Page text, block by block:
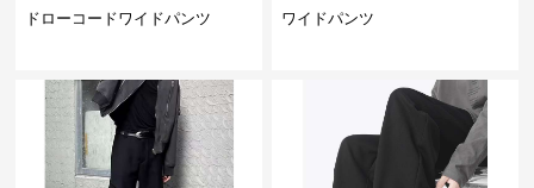
ドローコードワイドパンツ ワイドパンツ